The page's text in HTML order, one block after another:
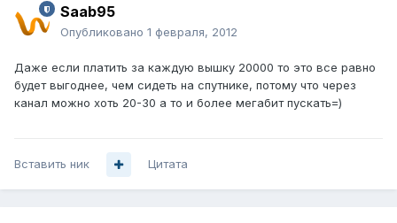
Saab95
Опубликовано 1 февраля, 2012
Даже если платить за каждую вышку 20000 то это все равно
будет выгоднее, чем сидеть на спутнике, потому что через
канал можно хоть 20-30 а то и более мегабит пускать=)
Вставить ник Цитата